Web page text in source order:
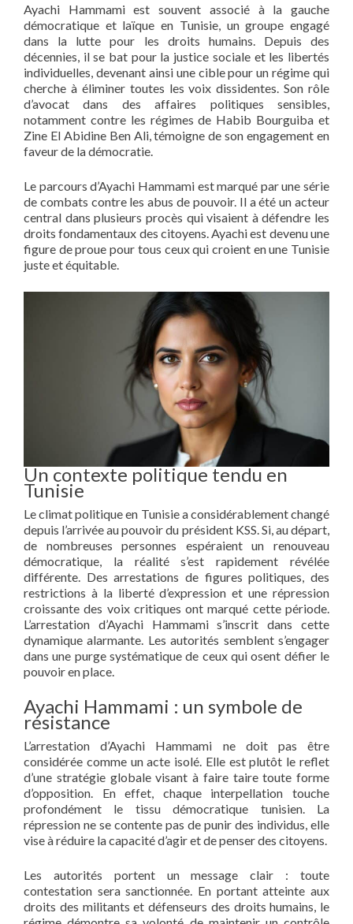
Ayachi Hammami est souvent associé à la gauche
démocratique et laïque en Tunisie, un groupe engagé
dans la lutte pour les droits humains. Depuis des
décennies, il se bat pour la justice sociale et les libertés
individuelles, devenant ainsi une cible pour un régime qui
cherche à éliminer toutes les voix dissidentes. Son rôle
d’avocat dans des affaires politiques sensibles,
notamment contre les régimes de Habib Bourguiba et
Zine El Abidine Ben Ali, témoigne de son engagement en
faveur de la démocratie.
Le parcours d’Ayachi Hammami est marqué par une série
de combats contre les abus de pouvoir. Il a été un acteur
central dans plusieurs procès qui visaient à défendre les
droits fondamentaux des citoyens. Ayachi est devenu une
figure de proue pour tous ceux qui croient en une Tunisie
juste et équitable.
Un contexte politique tendu en
Tunisie
Le climat politique en Tunisie a considérablement changé
depuis l’arrivée au pouvoir du président KSS. Si, au départ,
de nombreuses personnes espéraient un renouveau
démocratique, la réalité s’est rapidement révélée
différente. Des arrestations de figures politiques, des
restrictions à la liberté d’expression et une répression
croissante des voix critiques ont marqué cette période.
L’arrestation d’Ayachi Hammami s’inscrit dans cette
dynamique alarmante. Les autorités semblent s’engager
dans une purge systématique de ceux qui osent défier le
pouvoir en place.
Ayachi Hammami : un symbole de
résistance
L’arrestation d’Ayachi Hammami ne doit pas être
considérée comme un acte isolé. Elle est plutôt le reflet
d’une stratégie globale visant à faire taire toute forme
d’opposition. En effet, chaque interpellation touche
profondément le tissu démocratique tunisien. La
répression ne se contente pas de punir des individus, elle
vise à réduire la capacité d’agir et de penser des citoyens.
Les autorités portent un message clair : toute
contestation sera sanctionnée. En portant atteinte aux
droits des militants et défenseurs des droits humains, le